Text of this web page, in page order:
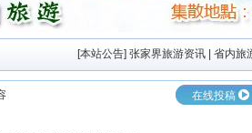
[本站公告] 张家界旅游资讯 省内旅
在线投稿